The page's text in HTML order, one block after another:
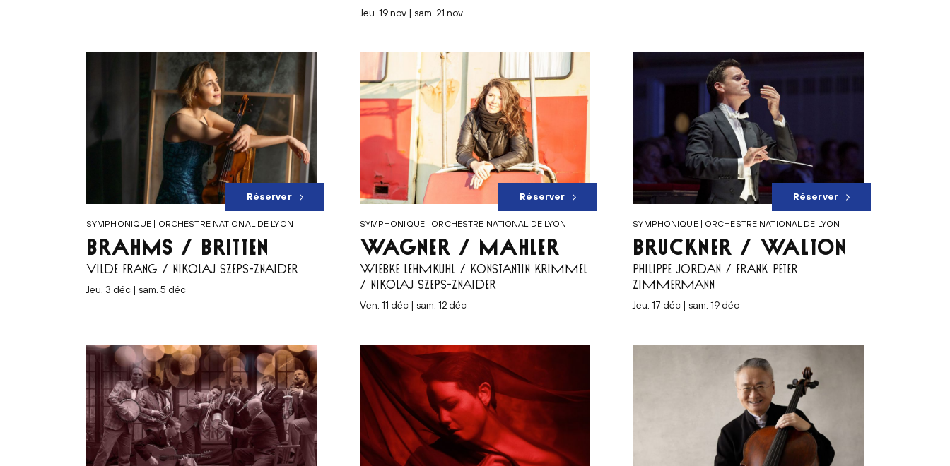
jeu. 19 nov | sam. 21 nov
SYMPHONIQUE | ORCHESTRE NATIONAL DE LYON
BRAHMS / BRITTEN
VILDE FRANG / NIKOLAJ SZEPS-ZNAIDER
jeu. 3 déc | sam. 5 déc
Réserver
SYMPHONIQUE | ORCHESTRE NATIONAL DE LYON
WAGNER / MAHLER
WIEBKE LEHMKUHL / KONSTANTIN KRIMMEL
/ NIKOLAJ SZEPS-ZNAIDER
ven. 11 déc | sam. 12 déc
Réserver
SYMPHONIQUE | ORCHESTRE NATIONAL DE LYON
BRUCKNER / WALTON
PHILIPPE JORDAN / FRANK PETER
ZIMMERMANN
jeu. 17 déc | sam. 19 déc
Réserver